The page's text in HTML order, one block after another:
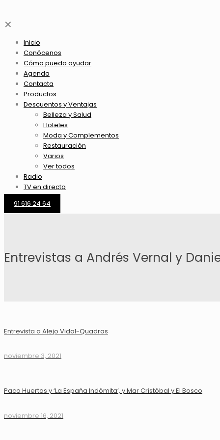
✕
Inicio
Conócenos
Cómo puedo ayudar
Agenda
Contacta
Productos
Descuentos y Ventajas
Belleza y Salud
Hoteles
Moda y Complementos
Restauración
Varios
Ver todos
Radio
TV en directo
91 616 24 64
Entrevistas a Andrés Vernal y
Entrevista a Alejo Vidal-Quadras
noviembre 3, 2021
Paco Huertas y ‘La España Indómita’, y Mar Cristóbal y El Bosco
noviembre 16, 2021